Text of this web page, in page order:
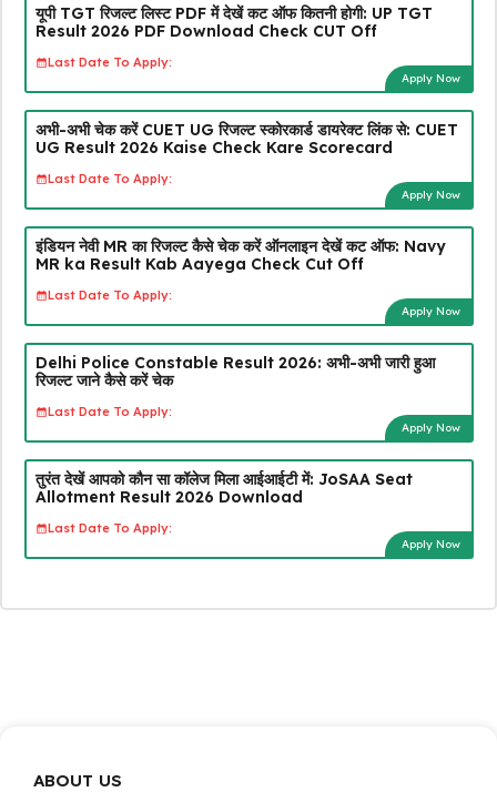
यूपी TGT रिजल्ट लिस्ट PDF में देखें कट ऑफ कितनी होगी: UP TGT
Result 2026 PDF Download Check CUT Off
Last Date To Apply:
Apply Now
अभी-अभी चेक करें CUET UG रिजल्ट स्कोरकार्ड डायरेक्ट लिंक से: CUET
UG Result 2026 Kaise Check Kare Scorecard
Last Date To Apply:
Apply Now
इंडियन नेवी MR का रिजल्ट कैसे चेक करें ऑनलाइन देखें कट ऑफ: Navy
MR ka Result Kab Aayega Check Cut Off
Last Date To Apply:
Apply Now
Delhi Police Constable Result 2026: अभी-अभी जारी हुआ
रिजल्ट जाने कैसे करें चेक
Last Date To Apply:
Apply Now
तुरंत देखें आपको कौन सा कॉलेज मिला आईआईटी में: JoSAA Seat
Allotment Result 2026 Download
Last Date To Apply:
Apply Now
ABOUT US